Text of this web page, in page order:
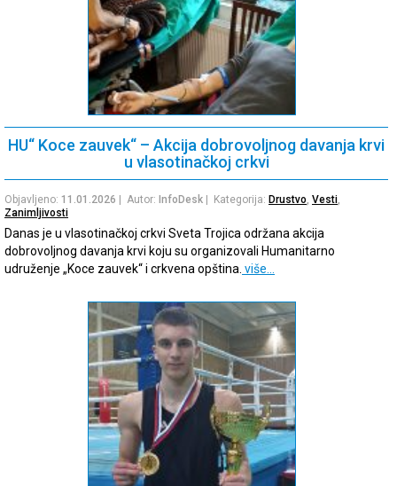
HU“ Koce zauvek“ – Akcija dobrovoljnog davanja krvi
u vlasotinačkoj crkvi
Objavljeno: 11.01.2026 | Autor: InfoDesk | Kategorija: Drustvo, Vesti,
Zanimljivosti
Danas je u vlasotinačkoj crkvi Sveta Trojica održana akcija
dobrovoljnog davanja krvi koju su organizovali Humanitarno
udruženje „Koce zauvek“ i crkvena opština. više…